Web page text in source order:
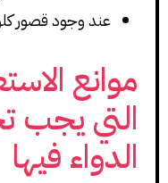
عند وجود قصور
موانع
التي يجب
الدواء فيها